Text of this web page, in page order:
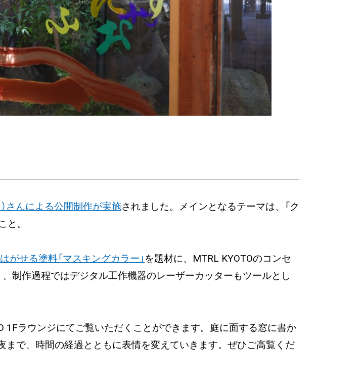
さんによる公開制作が実施されました。メインとなるテーマは、「ク
と。
はがせる塗料「マスキングカラー」 を題材に、MTRL KYOTOのコンセ
制作過程ではデジタル工作機器のレーザーカッターもツールとし
ラウンジにてご覧いただくことができます。庭に面する窓に書か
で、時間の経過とともに表情を変えていきます。ぜひご高覧くだ